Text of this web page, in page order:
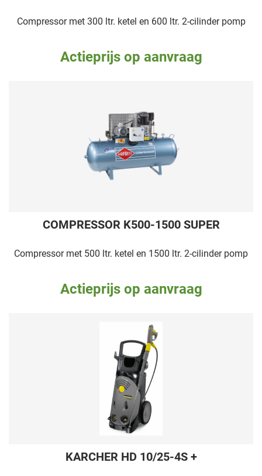
Compressor met 300 ltr. ketel en 600 ltr. 2-cilinder pomp
Actieprijs op aanvraag
COMPRESSOR K500-1500 SUPER
Compressor met 500 ltr. ketel en 1500 ltr. 2-cilinder pomp
Actieprijs op aanvraag
KARCHER HD 10/25-4S +